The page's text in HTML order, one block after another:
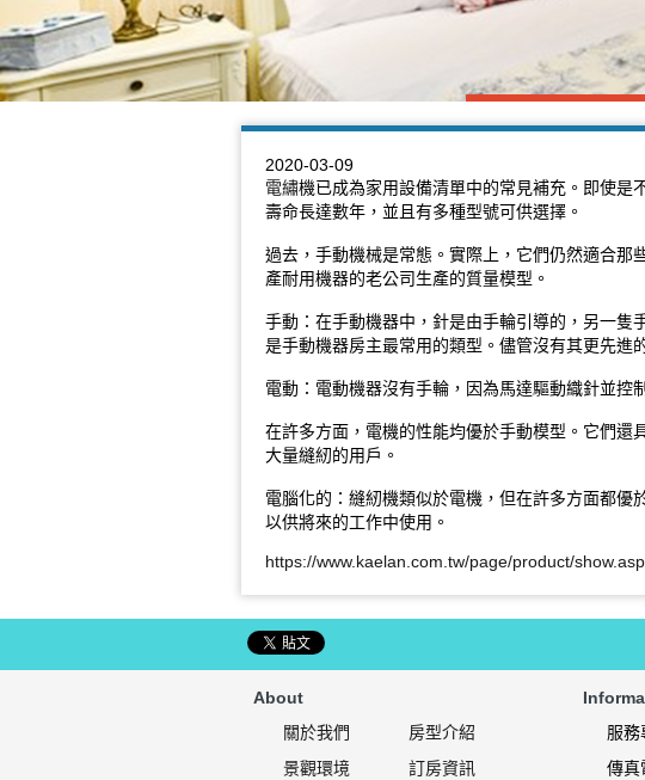
2020-03-09
電繡機已成為家用設備清單中的常見補充。即使是
壽命長達數年，並且有多種型號可供選擇。
過去，手動機械是常態。實際上，它們仍然適合那
產耐用機器的老公司生產的質量模型。
手動：在手動機器中，針是由手輪引導的，另一隻
是手動機器房主最常用的類型。儘管沒有其更先進
電動：電動機器沒有手輪，因為馬達驅動織針並控
在許多方面，電機的性能均優於手動模型。它們還
大量縫紉的用戶。
電腦化的：縫紉機類似於電機，但在許多方面都優
以供將來的工作中使用。
https://www.kaelan.com.tw/page/product/
About
關於我們
房型介紹
景觀環境
訂房資訊
服務
傳真